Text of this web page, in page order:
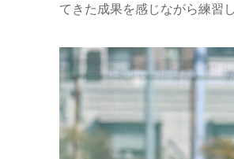
てきた成果を感じながら練習